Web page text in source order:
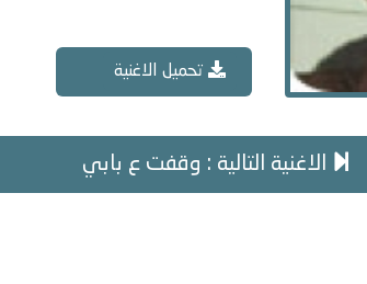
تحميل الاغنية
الاغنية التالية : وقفت ع بابي